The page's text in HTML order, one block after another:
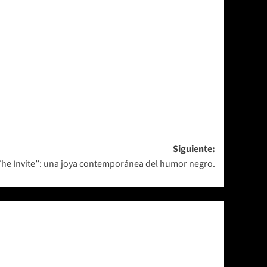
Siguiente:
Invite”: una joya contemporánea del humor negro.